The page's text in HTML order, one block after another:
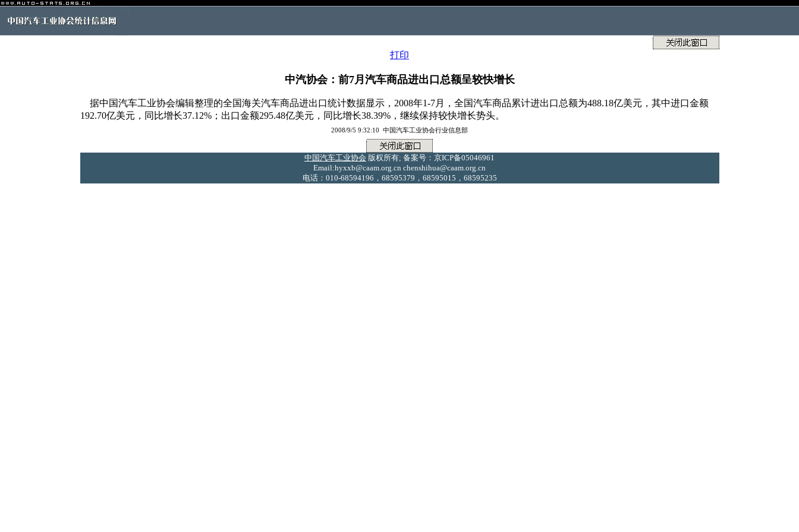
打印
中汽协会：前7月汽车商品进出口总额呈较快增长
据中国汽车工业协会编辑整理的全国海关汽车商品进出口统计数据显示，2008年1-7月，全国汽车商品累计进出口总额为488.18亿美元，其中进口金额
192.70亿美元，同比增长37.12%；出口金额295.48亿美元，同比增长38.39%，继续保持较快增长势头。
2008/9/5 9:32:10 中国汽车工业协会行业信息部
中国汽车工业协会 版权所有; 备案号：京ICP备05046961
Email:hyxxb@caam.org.cn chenshihua@caam.org.cn
电话：010-68594196，68595379，68595015，68595235